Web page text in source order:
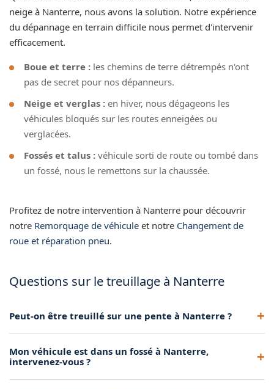
neige à Nanterre, nous avons la solution. Notre expérience
du dépannage en terrain difficile nous permet d'intervenir
efficacement.
Boue et terre : les chemins de terre détrempés n'ont
pas de secret pour nos dépanneurs.
Neige et verglas : en hiver, nous dégageons les
véhicules bloqués sur les routes enneigées ou
verglacées.
Fossés et talus : véhicule sorti de route ou tombé dans
un fossé, nous le remettons sur la chaussée.
Profitez de notre intervention à Nanterre pour découvrir
notre Remorquage de véhicule et notre Changement de
roue et réparation pneu.
Questions sur le treuillage à Nanterre
Peut-on être treuillé sur une pente à Nanterre ?
ancrons solidement notre véhicule d'intervention et
Mon véhicule est dans un fossé à Nanterre,
intervenez-vous ?